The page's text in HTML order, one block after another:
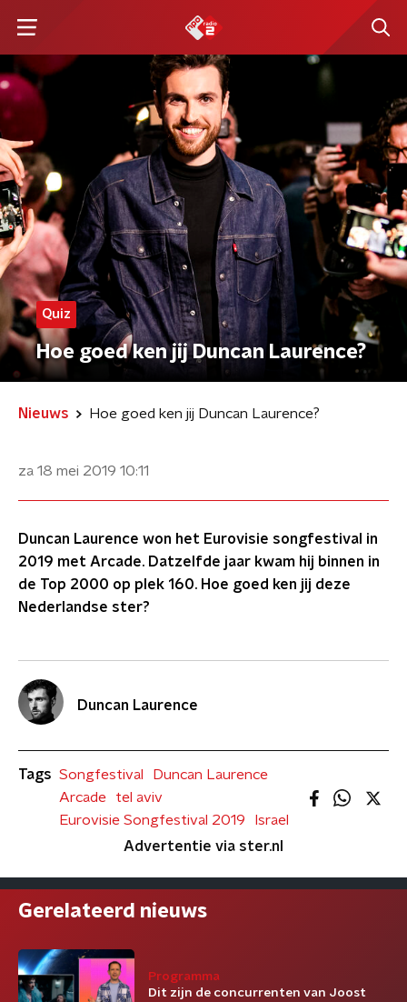
Quiz
Hoe goed ken jij Duncan Laurence?
Nieuws Hoe goed ken jij Duncan Laurence?
za 18 mei 2019 10:11
Duncan Laurence won het Eurovisie songfestival in
2019 met Arcade. Datzelfde jaar kwam hij binnen in
de Top 2000 op plek 160. Hoe goed ken jij deze
Nederlandse ster?
Duncan Laurence
Tags Songfestival
Duncan Laurence
Arcade
tel aviv
Eurovisie Songfestival 2019
Israel
Advertentie via ster.nl
Gerelateerd nieuws
Programma
Dit zijn de concurrenten van Joost